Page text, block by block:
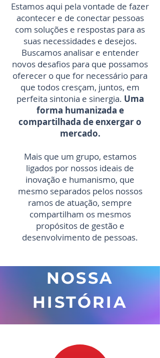
Estamos aqui pela vontade de fazer
acontecer e de conectar pessoas
com soluções e respostas para as
suas necessidades e desejos.
Buscamos analisar e entender
novos desafios para que possamos
oferecer o que for necessário para
que todos cresçam, juntos, em
perfeita sintonia e sinergia. Uma
forma humanizada e
compartilhada de enxergar o
mercado.
Mais que um grupo, estamos
ligados por nossos ideais de
inovação e humanismo, que
mesmo separados pelos nossos
ramos de atuação, sempre
compartilham os mesmos
propósitos de gestão e
desenvolvimento de pessoas.
NOSSA
HISTÓRIA